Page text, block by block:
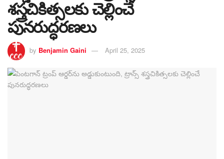
శస్త్రచికిత్సలకు చెల్లించే
పునరుద్ధరణలు
by Benjamin Gaini April 25, 2025